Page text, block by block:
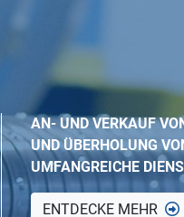
AN- UND VERKAUF
UND ÜBERHOLUNG
UMFANGREICHE
ENTDECKE MEHR